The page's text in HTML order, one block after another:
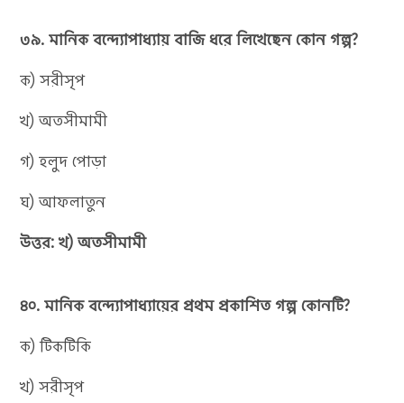
৩৯. মানিক বন্দ্যোপাধ্যায় বাজি ধরে লিখেছেন কোন গল্প?
ক) সরীসৃপ
খ) অতসীমামী
গ) হলুদ পোড়া
ঘ) আফলাতুন
উত্তর: খ) অতসীমামী
৪০. মানিক বন্দ্যোপাধ্যায়ের প্রথম প্রকাশিত গল্প কোনটি?
ক) টিকটিকি
খ) সরীসৃপ